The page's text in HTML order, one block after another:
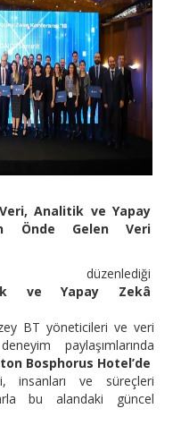
Analitik ve Yapay
Önde Gelen Veri
düzenlediği
ve Yapay Zekâ
BT yöneticileri ve veri
paylaşımlarında
Bosphorus Hotel’de
insanları ve süreçleri
bu alandaki güncel